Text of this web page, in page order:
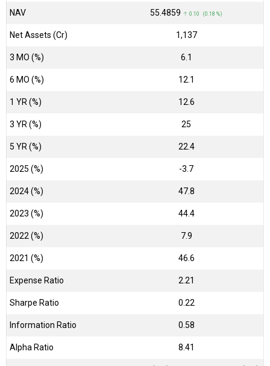
NAV ₹55.4859 ↑ 0.10 (0.18 %)
Net Assets (Cr) ₹1,137
3 MO (%) 6.1
6 MO (%) 12.1
1 YR (%) 12.6
3 YR (%) 25
5 YR (%) 22.4
2025 (%) -3.7
2024 (%) 47.8
2023 (%) 44.4
2022 (%) 7.9
2021 (%) 46.6
Expense Ratio 2.21
Sharpe Ratio 0.22
Information Ratio 0.58
Alpha Ratio 8.41